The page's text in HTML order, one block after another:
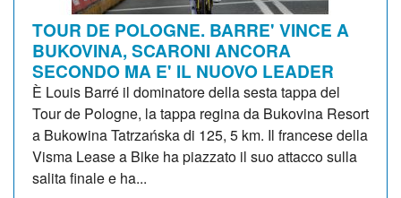
TOUR DE POLOGNE. BARRE' VINCE A
BUKOVINA, SCARONI ANCORA
SECONDO MA E' IL NUOVO LEADER
È Louis Barré il dominatore della sesta tappa del
Tour de Pologne, la tappa regina da Bukovina Resort
a Bukowina Tatrzańska di 125, 5 km. Il francese della
Visma Lease a Bike ha piazzato il suo attacco sulla
salita finale e ha...